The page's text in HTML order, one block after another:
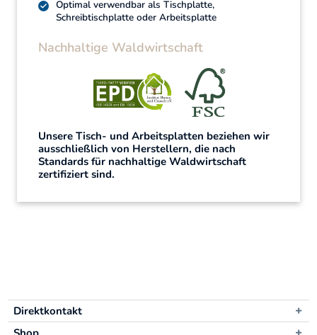
Optimal verwendbar als Tischplatte,
Schreibtischplatte oder Arbeitsplatte
Nachhaltige Waldwirtschaft
Unsere Tisch- und Arbeitsplatten beziehen wir
ausschließlich von Herstellern, die nach
Standards für nachhaltige Waldwirtschaft
zertifiziert sind.
Direktkontakt